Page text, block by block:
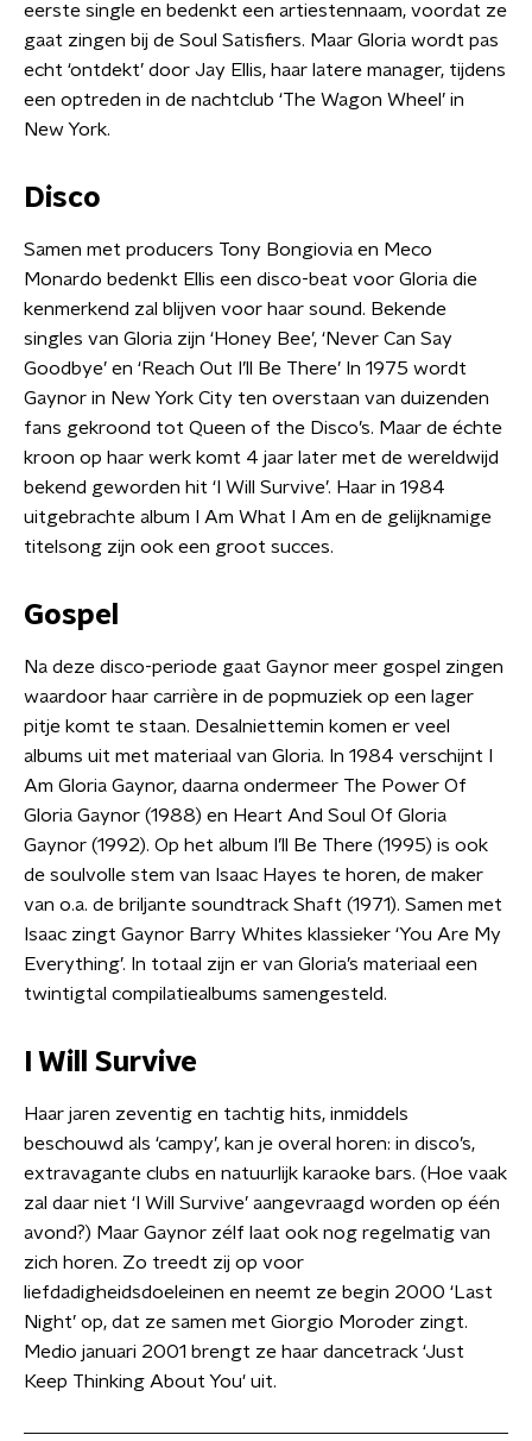
eerste single en bedenkt een artiestennaam, voordat ze
gaat zingen bij de Soul Satisfiers. Maar Gloria wordt pas
echt ‘ontdekt’ door Jay Ellis, haar latere manager, tijdens
een optreden in de nachtclub ‘The Wagon Wheel’ in
New York.
Disco
Samen met producers Tony Bongiovia en Meco
Monardo bedenkt Ellis een disco-beat voor Gloria die
kenmerkend zal blijven voor haar sound. Bekende
singles van Gloria zijn ‘Honey Bee’, ‘Never Can Say
Goodbye’ en ‘Reach Out I’ll Be There’ In 1975 wordt
Gaynor in New York City ten overstaan van duizenden
fans gekroond tot Queen of the Disco’s. Maar de échte
kroon op haar werk komt 4 jaar later met de wereldwijd
bekend geworden hit ‘I Will Survive’. Haar in 1984
uitgebrachte album I Am What I Am en de gelijknamige
titelsong zijn ook een groot succes.
Gospel
Na deze disco-periode gaat Gaynor meer gospel zingen
waardoor haar carrière in de popmuziek op een lager
pitje komt te staan. Desalniettemin komen er veel
albums uit met materiaal van Gloria. In 1984 verschijnt I
Am Gloria Gaynor, daarna ondermeer The Power Of
Gloria Gaynor (1988) en Heart And Soul Of Gloria
Gaynor (1992). Op het album I’ll Be There (1995) is ook
de soulvolle stem van Isaac Hayes te horen, de maker
van o.a. de briljante soundtrack Shaft (1971). Samen met
Isaac zingt Gaynor Barry Whites klassieker ‘You Are My
Everything’. In totaal zijn er van Gloria’s materiaal een
twintigtal compilatiealbums samengesteld.
I Will Survive
Haar jaren zeventig en tachtig hits, inmiddels
beschouwd als ‘campy’, kan je overal horen: in disco’s,
extravagante clubs en natuurlijk karaoke bars. (Hoe vaak
zal daar niet ‘I Will Survive’ aangevraagd worden op één
avond?) Maar Gaynor zélf laat ook nog regelmatig van
zich horen. Zo treedt zij op voor
liefdadigheidsdoeleinen en neemt ze begin 2000 ‘Last
Night’ op, dat ze samen met Giorgio Moroder zingt.
Medio januari 2001 brengt ze haar dancetrack ‘Just
Keep Thinking About You' uit.